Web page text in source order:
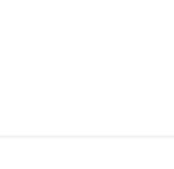
CV 2025 update
CV 2025 update
update